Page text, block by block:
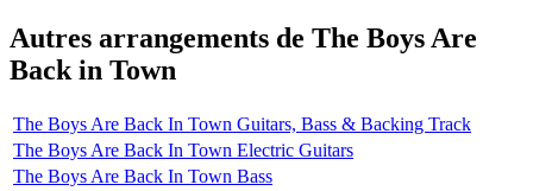
Autres arrangements de The Boys Are
Back in Town
The Boys Are Back In Town Guitars, Bass & Backing Track
The Boys Are Back In Town Electric Guitars
The Boys Are Back In Town Bass